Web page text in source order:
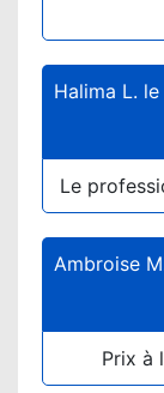
Halima L. le
Le
Ambroise
Prix à